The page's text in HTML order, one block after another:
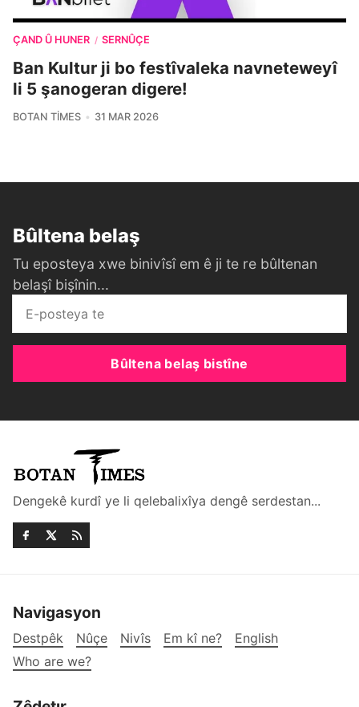
ÇAND Û HUNER / SERNÛÇE
Ban Kultur ji bo festîvaleka navneteweyî
li 5 şanogeran digere!
BOTAN TIMES 31 MAR 2026
Bûltena belaş
Tu eposteya xwe binivîsî em ê ji te re bûltenan
belaşî bişînin...
Bûltena belaş bistîne
Dengekê kurdî ye li qelebalixîya dengê serdestan...
Navigasyon
Destpêk Nûçe Nivîs Em kî ne?
English
Who are we?